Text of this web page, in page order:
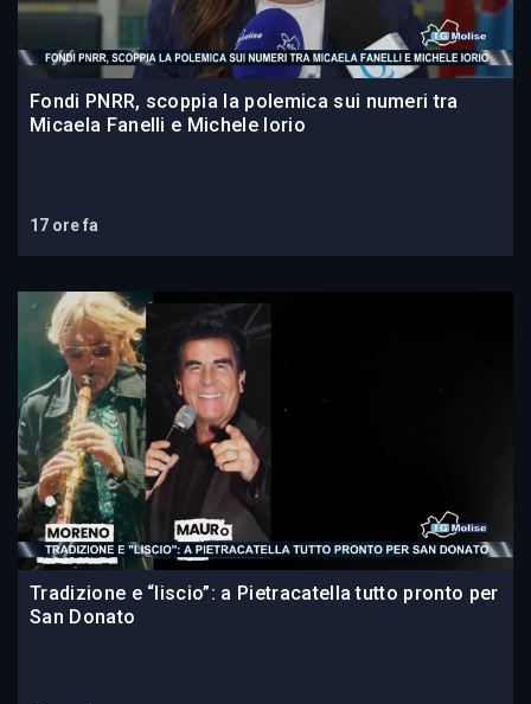
Fondi PNRR, scoppia la polemica sui numeri tra
Micaela Fanelli e Michele Iorio
17 ore fa
Tradizione e “liscio”: a Pietracatella tutto pronto per
San Donato